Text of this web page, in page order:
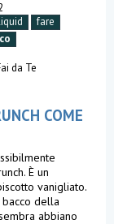
fare
da Te
COME
È un
vanigliato.
della
abbiano